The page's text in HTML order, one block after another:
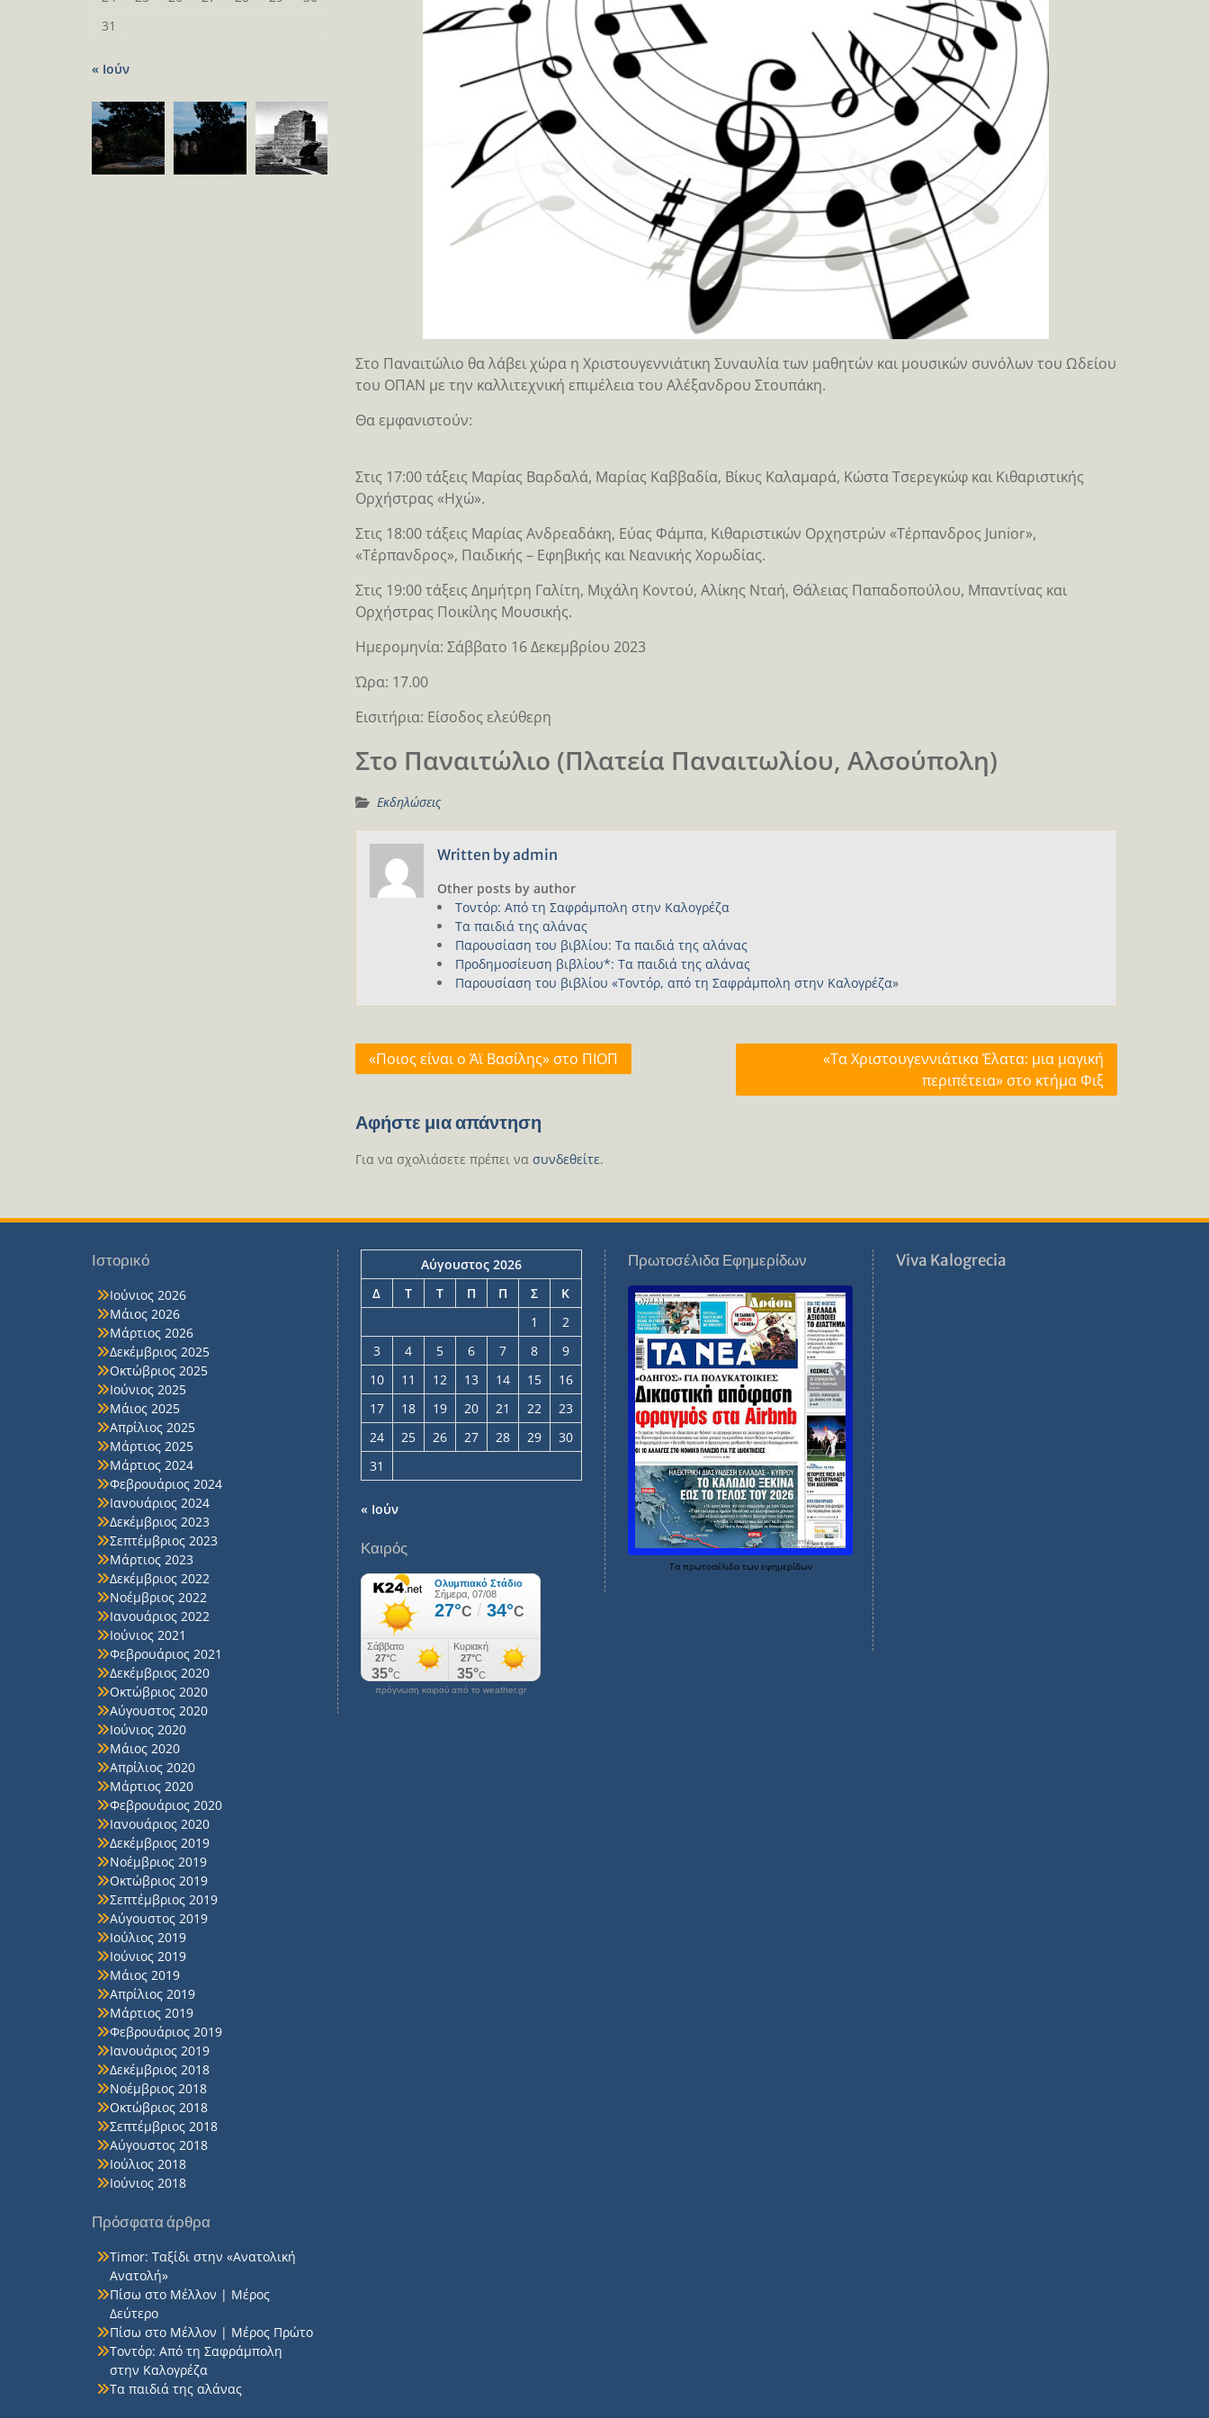
Στο Παναιτώλιο θα λάβει χώρα η Χριστουγεννιάτικη Συναυλία των μαθητών και μουσικών συνόλων του Ωδείου
του ΟΠΑΝ με την καλλιτεχνική επιμέλεια του Αλέξανδρου Στουπάκη.
Θα εμφανιστούν:
Στις 17:00 τάξεις Μαρίας Βαρδαλά, Μαρίας Καββαδία, Βίκυς Καλαμαρά, Κώστα Τσερεγκώφ και Κιθαριστικής
Ορχήστρας «Ηχώ».
Στις 18:00 τάξεις Μαρίας Ανδρεαδάκη, Εύας Φάμπα, Κιθαριστικών Ορχηστρών «Τέρπανδρος Junior»,
«Τέρπανδρος», Παιδικής – Εφηβικής και Νεανικής Χορωδίας.
Στις 19:00 τάξεις Δημήτρη Γαλίτη, Μιχάλη Κοντού, Αλίκης Νταή, Θάλειας Παπαδοπούλου, Μπαντίνας και
Ορχήστρας Ποικίλης Μουσικής.
Hμερομηνία: Σάββατο 16 Δεκεμβρίου 2023
Ώρα: 17.00
Εισιτήρια: Είσοδος ελεύθερη
Στο Παναιτώλιο (Πλατεία Παναιτωλίου, Αλσούπολη)
Εκδηλώσεις
Written byadmin
Other posts by author
Τοντόρ: Από τη Σαφράμπολη στην Καλογρέζα
Τα παιδιά της αλάνας
Παρουσίαση του βιβλίου: Τα παιδιά της αλάνας
Προδημοσίευση βιβλίου*: Τα παιδιά της αλάνας
Παρουσίαση του βιβλίου «Τοντόρ, από τη Σαφράμπολη στην Καλογρέζα»
Πλοήγηση
«Ποιος είναι ο Άϊ Βασίλης» στο ΠΙΟΠ
«Τα Χριστουγεννιάτικα Έλατα: μια μαγική
περιπέτεια» στο κτήμα Φιξ
Αφήστε μια απάντηση
Για να σχολιάσετε πρέπει να συνδεθείτε.
31
« Ιούν
Ιστορικό
Ιούνιος 2026
Μάιος 2026
Μάρτιος 2026
Δεκέμβριος 2025
Οκτώβριος 2025
Ιούνιος 2025
Μάιος 2025
Απρίλιος 2025
Μάρτιος 2025
Μάρτιος 2024
Φεβρουάριος 2024
Ιανουάριος 2024
Δεκέμβριος 2023
Σεπτέμβριος 2023
Μάρτιος 2023
Δεκέμβριος 2022
Νοέμβριος 2022
Ιανουάριος 2022
Ιούνιος 2021
Φεβρουάριος 2021
Δεκέμβριος 2020
Οκτώβριος 2020
Αύγουστος 2020
Ιούνιος 2020
Μάιος 2020
Απρίλιος 2020
Μάρτιος 2020
Φεβρουάριος 2020
Ιανουάριος 2020
Δεκέμβριος 2019
Νοέμβριος 2019
Οκτώβριος 2019
Σεπτέμβριος 2019
Αύγουστος 2019
Ιούλιος 2019
Ιούνιος 2019
Μάιος 2019
Απρίλιος 2019
Μάρτιος 2019
Φεβρουάριος 2019
Ιανουάριος 2019
Δεκέμβριος 2018
Νοέμβριος 2018
Οκτώβριος 2018
Σεπτέμβριος 2018
Αύγουστος 2018
Ιούλιος 2018
Ιούνιος 2018
Πρόσφατα άρθρα
Timor: Ταξίδι στην «Ανατολική
Ανατολή»
Πίσω στο Μέλλον | Μέρος
Δεύτερο
Πίσω στο Μέλλον | Μέρος Πρώτο
Τοντόρ: Από τη Σαφράμπολη
στην Καλογρέζα
Τα παιδιά της αλάνας
Αύγουστος 2026
Δ
Τ Τ Π Π Σ
Κ
1
2
3
4 5 6 7 8
9
10
11 12 13 14 15
16
17
18 19 20 21 22
23
24
25 26 27 28 29
30
31
« Ιούν
Καιρός
πρόγνωση καιρού από το weather.gr
Πρωτοσέλιδα Εφημερίδων
Τα πρωτοσέλιδα των εφημερίδων
Viva Kalogrecia